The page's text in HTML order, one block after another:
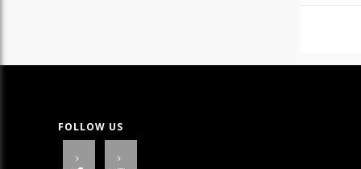
FOLLOW US